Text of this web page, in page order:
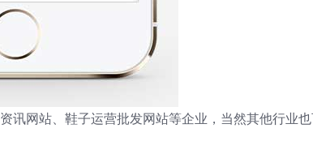
讯网站、鞋子运营批发网站等企业，当然其他行业